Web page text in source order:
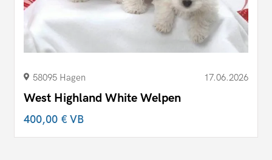
58095 Hagen 17.06.2026
West Highland White Welpen
400,00 €VB